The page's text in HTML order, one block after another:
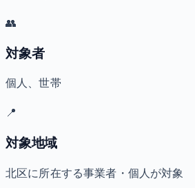
👥
対象者
個人、世帯
📍
対象地域
北区に所在する事業者・個人が対象